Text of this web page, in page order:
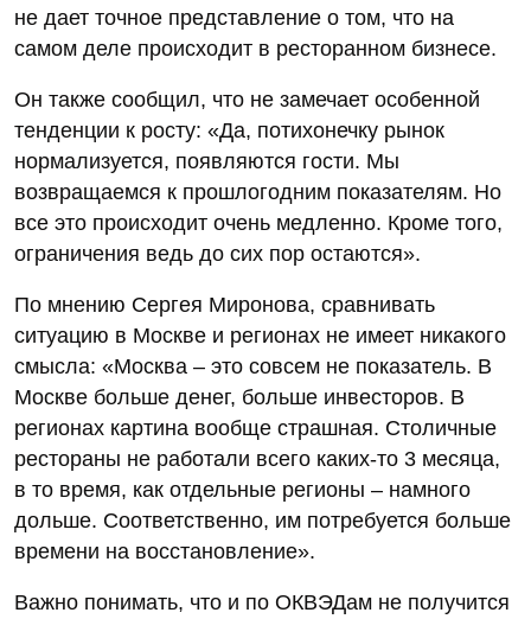
не дает точное представление о том, что на
самом деле происходит в ресторанном бизнесе.
Он также сообщил, что не замечает особенной
тенденции к росту: «Да, потихонечку рынок
нормализуется, появляются гости. Мы
возвращаемся к прошлогодним показателям. Но
все это происходит очень медленно. Кроме того,
ограничения ведь до сих пор остаются».
По мнению Сергея Миронова, сравнивать
ситуацию в Москве и регионах не имеет никакого
смысла: «Москва – это совсем не показатель. В
Москве больше денег, больше инвесторов. В
регионах картина вообще страшная. Столичные
рестораны не работали всего каких-то 3 месяца,
в то время, как отдельные регионы – намного
дольше. Соответственно, им потребуется больше
времени на восстановление».
Важно понимать, что и по ОКВЭДам не получится